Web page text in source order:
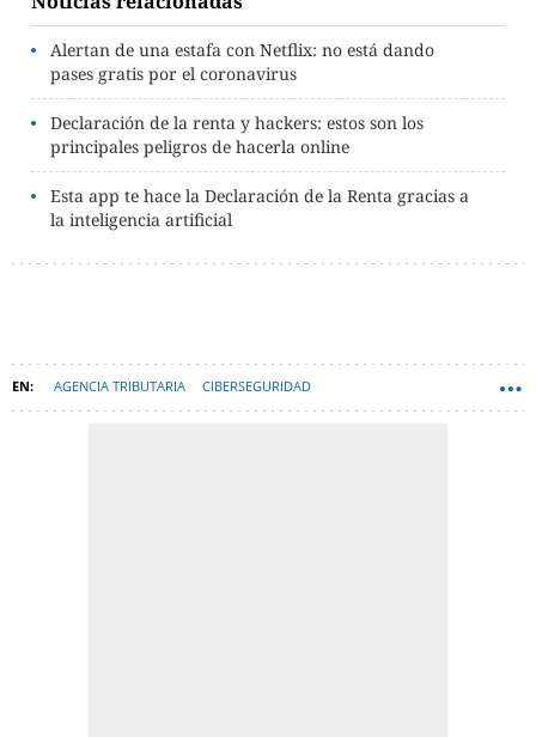
Alertan de una estafa con Netflix: no está dando
pases gratis por el coronavirus
Declaración de la renta y hackers: estos son los
principales peligros de hacerla online
Esta app te hace la Declaración de la Renta gracias a
la inteligencia artificial
AGENCIA TRIBUTARIA CIBERSEGURIDAD